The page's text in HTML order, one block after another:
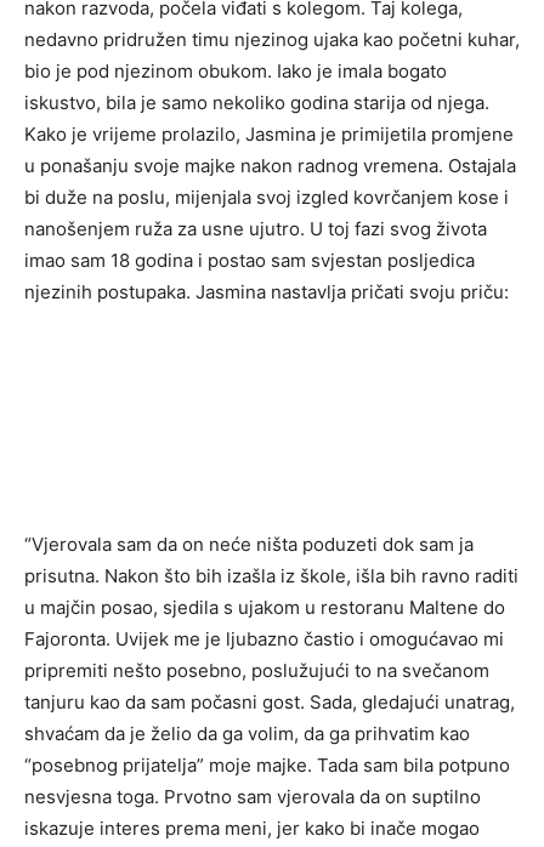
nakon razvoda, počela viđati s kolegom. Taj kolega,
nedavno pridružen timu njezinog ujaka kao početni kuhar,
bio je pod njezinom obukom. Iako je imala bogato
iskustvo, bila je samo nekoliko godina starija od njega.
Kako je vrijeme prolazilo, Jasmina je primijetila promjene
u ponašanju svoje majke nakon radnog vremena. Ostajala
bi duže na poslu, mijenjala svoj izgled kovrčanjem kose i
nanošenjem ruža za usne ujutro. U toj fazi svog života
imao sam 18 godina i postao sam svjestan posljedica
njezinih postupaka. Jasmina nastavlja pričati svoju priču:
“Vjerovala sam da on neće ništa poduzeti dok sam ja
prisutna. Nakon što bih izašla iz škole, išla bih ravno raditi
u majčin posao, sjedila s ujakom u restoranu Maltene do
Fajoronta. Uvijek me je ljubazno častio i omogućavao mi
pripremiti nešto posebno, poslužujući to na svečanom
tanjuru kao da sam počasni gost. Sada, gledajući unatrag,
shvaćam da je želio da ga volim, da ga prihvatim kao
“posebnog prijatelja” moje majke. Tada sam bila potpuno
nesvjesna toga. Prvotno sam vjerovala da on suptilno
iskazuje interes prema meni, jer kako bi inače mogao